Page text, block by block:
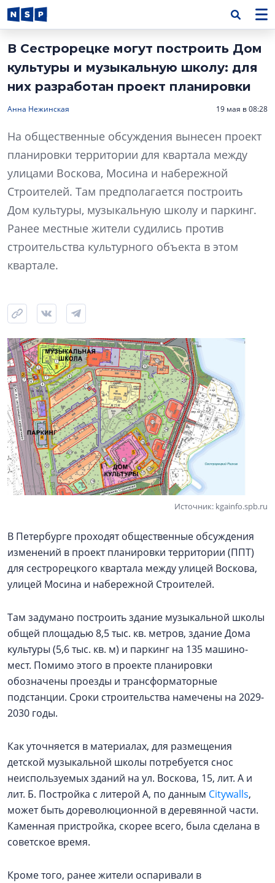
В Сестрорецке могут построить Дом
культуры и музыкальную школу: для
них разработан проект планировки
Анна Нежинская 19 мая в 08:28
На общественные обсуждения вынесен проект
планировки территории для квартала между
улицами Воскова, Мосина и набережной
Строителей. Там предполагается построить
Дом культуры, музыкальную школу и паркинг.
Ранее местные жители судились против
строительства культурного объекта в этом
квартале.
Источник: kgainfo.spb.ru
В Петербурге проходят общественные обсуждения
изменений в проект планировки территории (ППТ)
для сестрорецкого квартала между улицей Воскова,
улицей Мосина и набережной Строителей.
Там задумано построить здание музыкальной школы
общей площадью 8,5 тыс. кв. метров, здание Дома
культуры (5,6 тыс. кв. м) и паркинг на 135 машино-
мест. Помимо этого в проекте планировки
обозначены проезды и трансформаторные
подстанции. Сроки строительства намечены на 2029-
2030 годы.
Как уточняется в материалах, для размещения
детской музыкальной школы потребуется снос
неиспользуемых зданий на ул. Воскова, 15, лит. А и
лит. Б. Постройка с литерой А, по данным Citywalls,
может быть дореволюционной в деревянной части.
Каменная пристройка, скорее всего, была сделана в
советское время.
Кроме того, ранее жители оспаривали в